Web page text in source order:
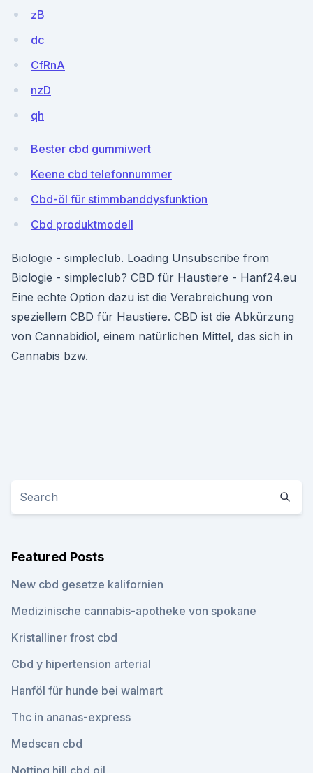
zB
dc
CfRnA
nzD
qh
Bester cbd gummiwert
Keene cbd telefonnummer
Cbd-öl für stimmbanddysfunktion
Cbd produktmodell
Biologie - simpleclub. Loading Unsubscribe from
Biologie - simpleclub? CBD für Haustiere - Hanf24.eu
Eine echte Option dazu ist die Verabreichung von
speziellem CBD für Haustiere. CBD ist die Abkürzung
von Cannabidiol, einem natürlichen Mittel, das sich in
Cannabis bzw.
Featured Posts
New cbd gesetze kalifornien
Medizinische cannabis-apotheke von spokane
Kristalliner frost cbd
Cbd y hipertension arterial
Hanföl für hunde bei walmart
Thc in ananas-express
Medscan cbd
Notting hill cbd oil